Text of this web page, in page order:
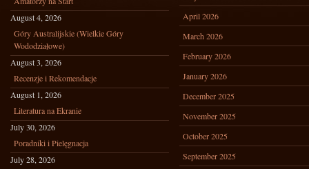
August 4, 2026
Góry Australijskie (Wielkie Góry
Wododziałowe)
August 3, 2026
Recenzje i Rekomendacje
August 1, 2026
Literatura na Ekranie
July 30, 2026
Poradniki i Pielęgnacja
July 28, 2026
April 2026
March 2026
February 2026
January 2026
December 2025
November 2025
October 2025
September 2025